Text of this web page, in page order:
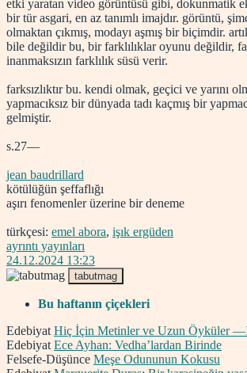
etki yaratan video görüntüsü gibi, dokunmatik
bir tür asgari, en az tanımlı imajdır. görüntü,
olmaktan çıkmış, modayı aşmış bir biçimdir.
bile değildir bu, bir farklılıklar oyunu değildir,
inanmaksızın farklılık süsü verir.
farksızlıktır bu. kendi olmak, geçici ve yarını
yapmacıksız bir dünyada tadı kaçmış bir
gelmiştir.
s.27—
jean baudrillard
kötülüğün şeffaflığı
aşırı fenomenler üzerine bir deneme
türkçesi: emel abora, işık ergüden
ayrıntı yayınları
24.12.2024 13:23
tabutmag
Bu haftanın çiçekleri
Edebiyat Hiç İçin Metinler ve Uzun Öyküler
Edebiyat Ece Ayhan: Vedha’lardan Birinde
Felsefe-Düşünce Meşe Odununun Kokusu